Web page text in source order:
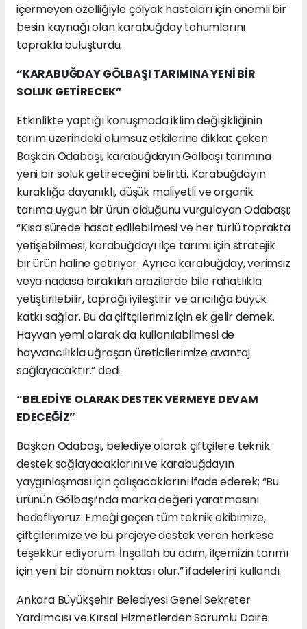
içermeyen özelliğiyle çölyak hastaları için önemli bir
besin kaynağı olan karabuğday tohumlarını
toprakla buluşturdu.
“KARABUĞDAY GÖLBAŞI TARIMINA YENİ BİR
SOLUK GETİRECEK”
Etkinlikte yaptığı konuşmada iklim değişikliğinin
tarım üzerindeki olumsuz etkilerine dikkat çeken
Başkan Odabaşı, karabuğdayın Gölbaşı tarımına
yeni bir soluk getireceğini belirtti. Karabuğdayın
kuraklığa dayanıklı, düşük maliyetli ve organik
tarıma uygun bir ürün olduğunu vurgulayan Odabaşı;
“Kısa sürede hasat edilebilmesi ve her türlü toprakta
yetişebilmesi, karabuğdayı ilçe tarımı için stratejik
bir ürün haline getiriyor. Ayrıca karabuğday, verimsiz
veya nadasa bırakılan arazilerde bile rahatlıkla
yetiştirilebilir, toprağı iyileştirir ve arıcılığa büyük
katkı sağlar. Bu da çiftçilerimiz için ek gelir demek.
Hayvan yemi olarak da kullanılabilmesi de
hayvancılıkla uğraşan üreticilerimize avantaj
sağlayacaktır.” dedi.
“BELEDİYE OLARAK DESTEK VERMEYE DEVAM
EDECEĞİZ”
Başkan Odabaşı, belediye olarak çiftçilere teknik
destek sağlayacaklarını ve karabuğdayın
yaygınlaşması için çalışacaklarını ifade ederek; “Bu
ürünün Gölbaşı’nda marka değeri yaratmasını
hedefliyoruz. Emeği geçen tüm teknik ekibimize,
çiftçilerimize ve bu projeye destek veren herkese
teşekkür ediyorum. İnşallah bu adım, ilçemizin tarımı
için yeni bir dönüm noktası olur.” ifadelerini kullandı.
Ankara Büyükşehir Belediyesi Genel Sekreter
Yardımcısı ve Kırsal Hizmetlerden Sorumlu Daire